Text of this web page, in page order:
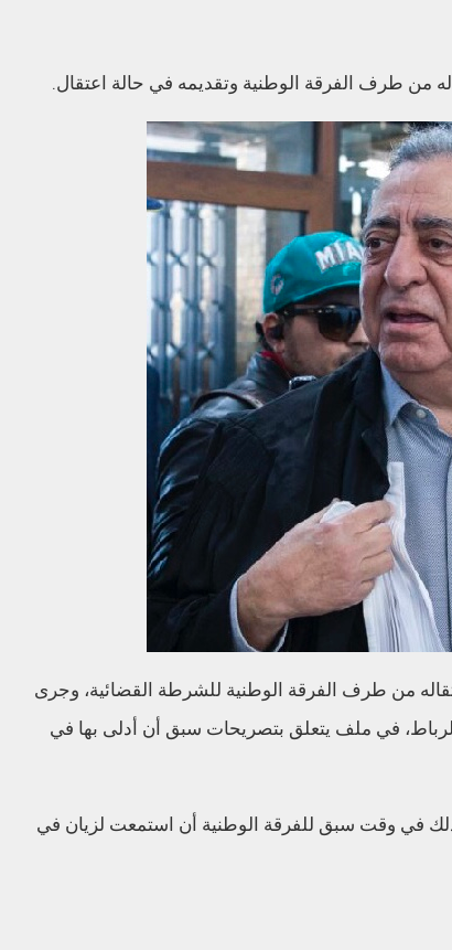
من طرف الفرقة الوطنية وتقديمه في حالة اعتقال.
من طرف الفرقة الوطنية للشرطة القضائية، وجرى
بالرباط، في ملف يتعلق بتصريحات سبق أن أدلى بها في
ذلك في وقت سبق للفرقة الوطنية أن استمعت لزيان في